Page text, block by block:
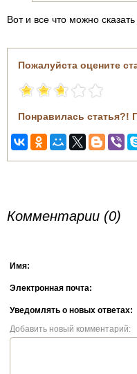
Вот и все что можно
Пожалуйста оцените
Понравилась статья?!
Комментарии (0)
Имя:
Электронная почта:
Уведомлять о новых ответах:
Добавить новый комментарий: